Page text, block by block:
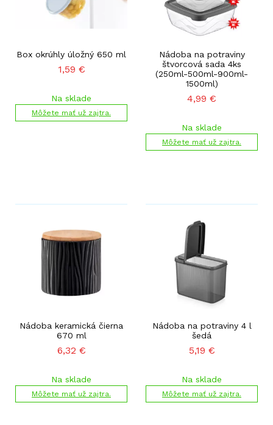
Box okrúhly úložný 650 ml
1,59 €
Na sklade
Môžete mať už zajtra.
Nádoba na potraviny
štvorcová sada 4ks
(250ml-500ml-900ml-
1500ml)
4,99 €
Na sklade
Môžete mať už zajtra.
Nádoba keramická čierna
670 ml
6,32 €
Na sklade
Môžete mať už zajtra.
Nádoba na potraviny 4 l
šedá
5,19 €
Na sklade
Môžete mať už zajtra.